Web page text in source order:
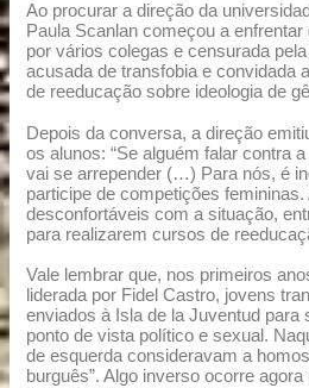
Ao procurar a direção da
Paula Scanlan começou a
por vários colegas e censurada
acusada de transfobia e convidada
de reeducação sobre ideologia de
Depois da conversa, a direção
os alunos: “Se alguém falar contra
vai se arrepender (…) Para nós, é
participe de competições
desconfortáveis com a situação,
para realizarem cursos de
Vale lembrar que, nos primeiros
liderada por Fidel Castro, jovens
enviados à Isla de la Juventud para
ponto de vista político e sexual.
de esquerda consideravam a
burguês”. Algo inverso ocorre